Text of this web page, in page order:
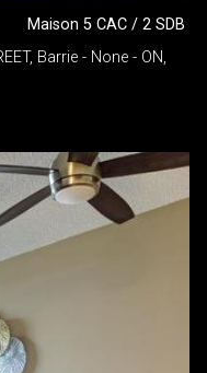
Maison 5 CAC / 2 SDB
Barrie - None - ON,